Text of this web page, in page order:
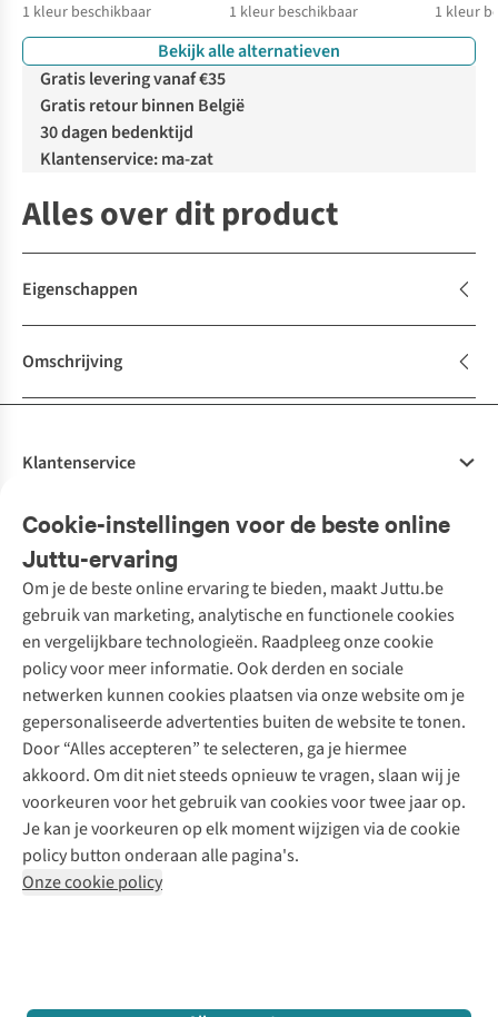
1 kleur beschikbaar 1 kleur beschikbaar 1 kleur
Bekijk alle alternatieven
Gratis levering vanaf €35
Gratis retour binnen België
30 dagen bedenktijd
Klantenservice: ma-zat
Alles over dit product
Eigenschappen
Omschrijving
Cookie-instellingen voor de beste online
Juttu-ervaring
Om je de beste online ervaring te bieden, maakt Juttu.be
gebruik van marketing, analytische en functionele cookies
en vergelijkbare technologieën. Raadpleeg onze cookie
policy voor meer informatie. Ook derden en sociale
netwerken kunnen cookies plaatsen via onze website om je
gepersonaliseerde advertenties buiten de website te tonen.
Door “Alles accepteren” te selecteren, ga je hiermee
akkoord. Om dit niet steeds opnieuw te vragen, slaan wij je
voorkeuren voor het gebruik van cookies voor twee jaar op.
Je kan je voorkeuren op elk moment wijzigen via de cookie
policy button onderaan alle pagina's.
Onze cookie policy
Klantenservice
Bestellen
Betalen
10% studentenkorting
Klarna - achteraf betalen
Levering
Retourneren
Bestelling herroepen
Garantie
Contact
Onze diensten
Tweedehands - ReJUsed
Kledingatelier
Personal shopping
Textielbox
Events / workshops
Juttu
Over ons
Juttu Friends
Inspiratie
Werken bij Juttu
Onze winkels
De wereld van Juttu
Verantwoord ondernemen
Toegankelijkheidsverklaring
Merken
Nathalie Vleeschouwer
Selected dames
HKLiving
Dickies
Sessùn
Strom
O My Bag
Revolution
Meld je aan voor de nieuwsbrief
Follow us